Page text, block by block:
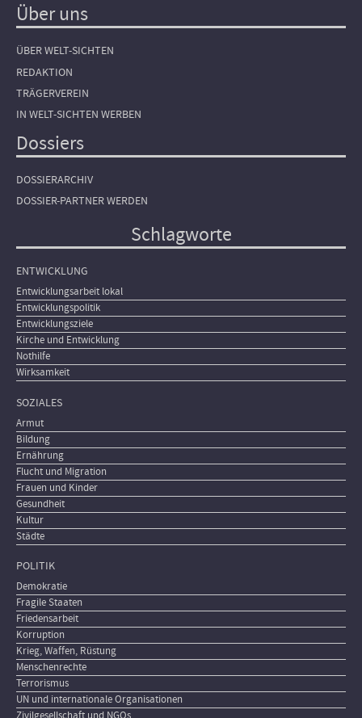
Über uns
ÜBER WELT-SICHTEN
REDAKTION
TRÄGERVEREIN
IN WELT-SICHTEN WERBEN
Dossiers
DOSSIERARCHIV
DOSSIER-PARTNER WERDEN
Schlagworte
ENTWICKLUNG
Entwicklungsarbeit lokal
Entwicklungspolitik
Entwicklungsziele
Kirche und Entwicklung
Nothilfe
Wirksamkeit
SOZIALES
Armut
Bildung
Ernährung
Flucht und Migration
Frauen und Kinder
Gesundheit
Kultur
Städte
POLITIK
Demokratie
Fragile Staaten
Friedensarbeit
Korruption
Krieg, Waffen, Rüstung
Menschenrechte
Terrorismus
UN und internationale Organisationen